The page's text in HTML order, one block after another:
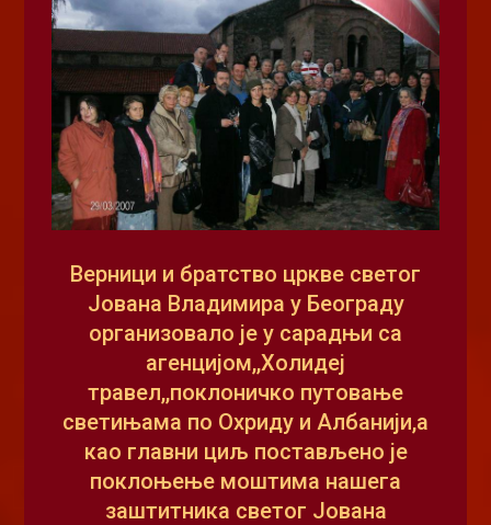
Верници и братство цркве светог
Јована Владимира у Београду
организовало је у сарадњи са
агенцијом,,Холидеј
травел,,поклоничко путовање
светињама по Охриду и Албанији,а
као главни циљ постављено је
поклоњење моштима нашега
заштитника светог Јована